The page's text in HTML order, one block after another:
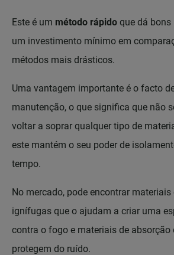
Este é um método rápido que dá bons
um investimento mínimo em
métodos mais drásticos.
Uma vantagem importante é o facto
manutenção, o que significa que não
voltar a soprar qualquer tipo de
este mantém o seu poder de
tempo.
No mercado, pode encontrar
ignífugas que o ajudam a criar uma
contra o fogo e materiais de absorção
protegem do ruído.